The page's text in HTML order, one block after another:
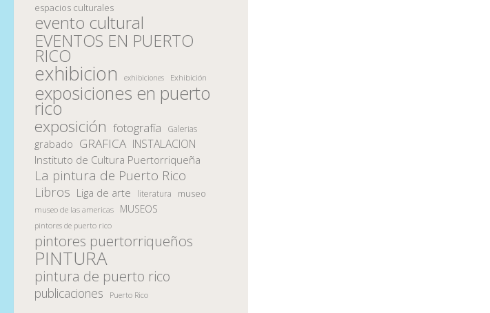
espacios culturales
evento cultural
EVENTOS EN PUERTO
RICO
exhibicion exhibiciones Exhibición
exposiciones en puerto
rico
exposición fotografía Galerias
grabado GRAFICA INSTALACION
Instituto de Cultura Puertorriqueña
La pintura de Puerto Rico
Libros Liga de arte literatura museo
museo de las americas MUSEOS
pintores de puerto rico
pintores puertorriqueños
PINTURA
pintura de puerto rico
publicaciones Puerto Rico